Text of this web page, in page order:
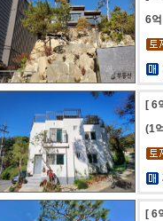
6
[ 6
(1
[ 6